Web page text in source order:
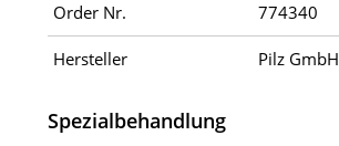
Order Nr. 774340
Hersteller Pilz GmbH
Spezialbehandlung